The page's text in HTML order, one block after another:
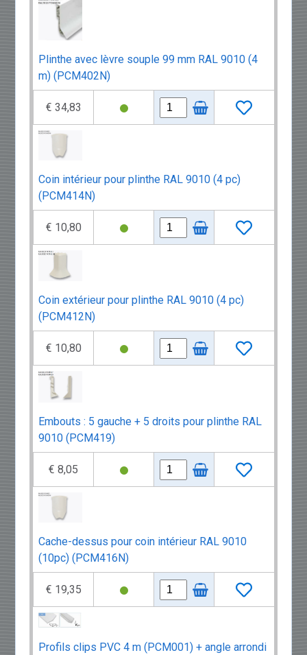
Plinthe avec lèvre souple 99 mm RAL 9010 (4
m) (PCM402N)
€ 34,83
Coin intérieur pour plinthe RAL 9010 (4 pc)
(PCM414N)
€ 10,80
Coin extérieur pour plinthe RAL 9010 (4 pc)
(PCM412N)
€ 10,80
Embouts : 5 gauche + 5 droits pour plinthe RAL
9010 (PCM419)
€ 8,05
Cache-dessus pour coin intérieur RAL 9010
(10pc) (PCM416N)
€ 19,35
Profils clips PVC 4 m (PCM001) + angle arrondi